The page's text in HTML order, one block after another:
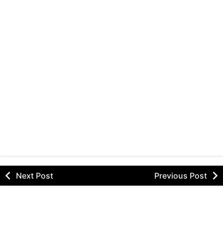
Next Post Previous Post